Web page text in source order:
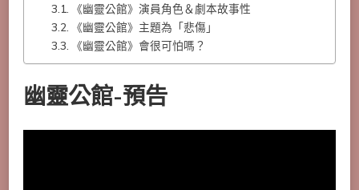
《幽靈公館》演員角色＆劇本故事性
《幽靈公館》主題為「悲傷」
《幽靈公館》會很可怕嗎？
幽靈公館-預告